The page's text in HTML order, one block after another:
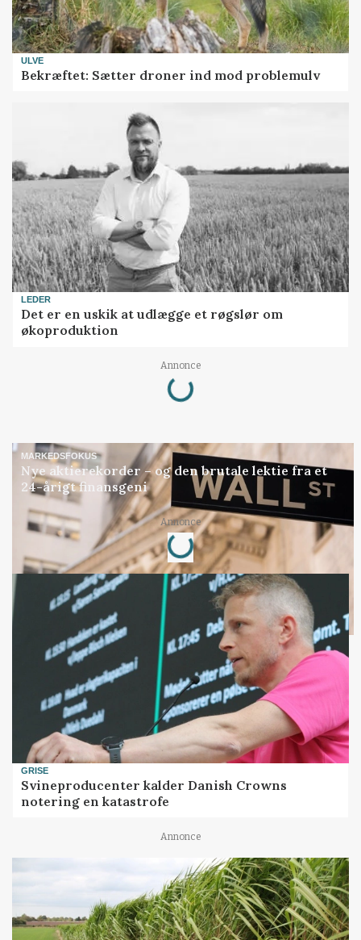
ULVE
Bekræftet: Sætter droner ind mod problemulv
LEDER
Det er en uskik at udlægge et røgslør om
økoproduktion
Annonce
Loading...
MARKEDSFOKUS
Nye aktierekorder – og den brutale lektie fra et
24-årigt finansgeni
Annonce
Loading...
GRISE
Svineproducenter kalder Danish Crowns
notering en katastrofe
Annonce